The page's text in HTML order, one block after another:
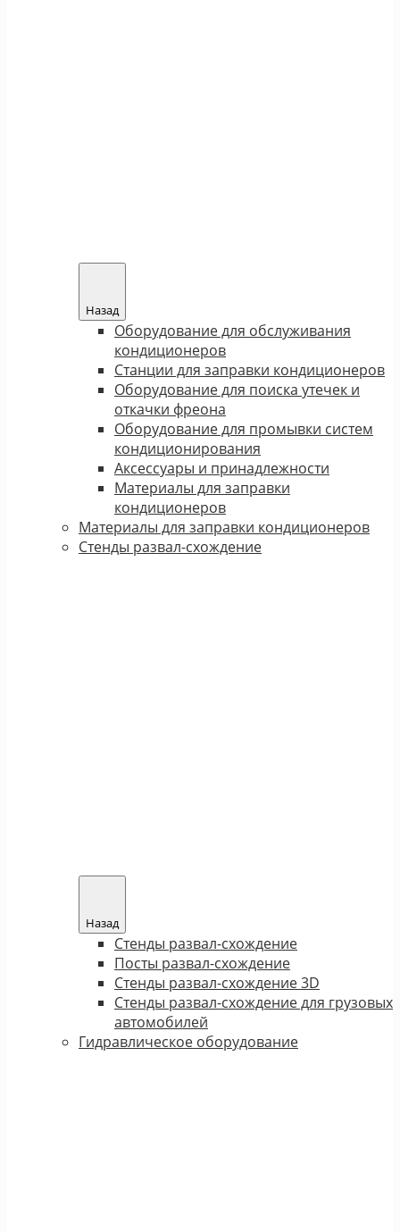
Назад
Оборудование для обслуживания
кондиционеров
Станции для заправки кондиционеров
Оборудование для поиска утечек и
откачки фреона
Оборудование для промывки систем
кондиционирования
Аксессуары и принадлежности
Материалы для заправки
кондиционеров
Материалы для заправки кондиционеров
Стенды развал-схождение
Назад
Стенды развал-схождение
Посты развал-схождение
Стенды развал-схождение 3D
Стенды развал-схождение для грузовых
автомобилей
Гидравлическое оборудование